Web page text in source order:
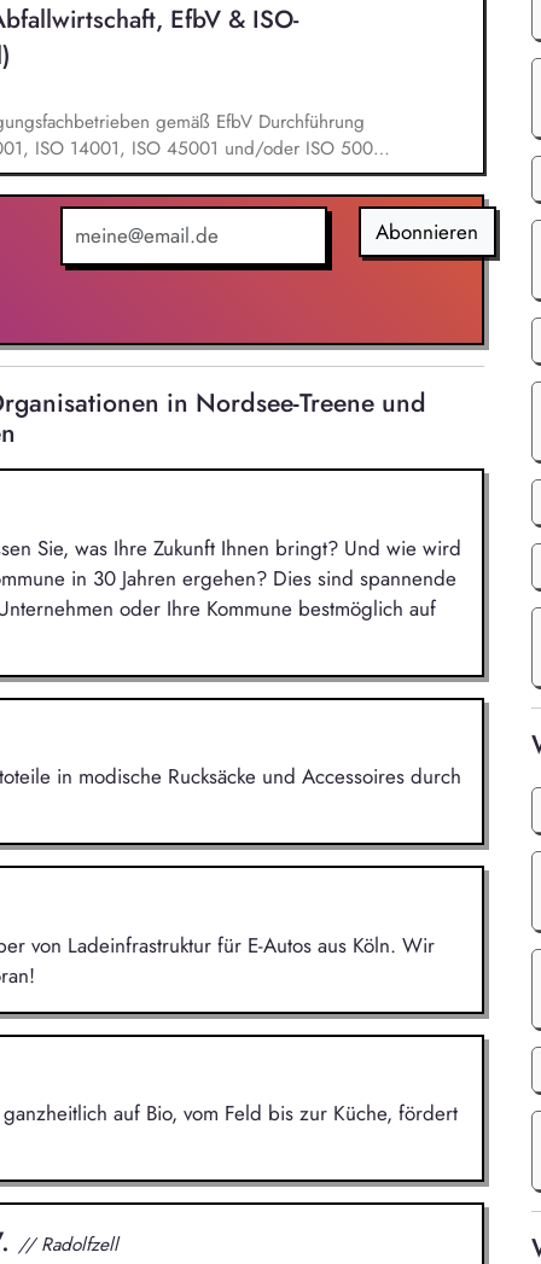
als Querschnittsaufgabe in
EfbV & ISO-
gemäß EfbV Durchführung
ISO 14001, ISO 45001 und/oder ISO 50001
Anlagen, Nachweise und rechtlicher
Entsorgungswegen, Genehmigungen,
aussagekräftiger Audit- und
Abonnieren
in Nordsee-Treene und
Sie, was Ihre Zukunft Ihnen bringt? Und wie wird
in 30 Jahren ergehen? Dies sind spannende
oder Ihre Kommune bestmöglich auf
in modische Rucksäcke und Accessoires durch
von Ladeinfrastruktur für E-Autos aus Köln. Wir
auf Bio, vom Feld bis zur Küche, fördert
// Radolfzell